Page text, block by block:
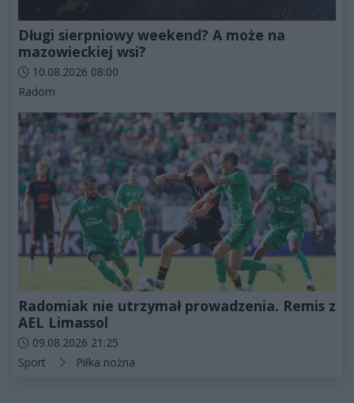
Długi sierpniowy weekend? A może na
mazowieckiej wsi?
Data dodania artykułu:
10.08.2026 08:00
Kategorie artykułu:
Radom
Radomiak nie utrzymał prowadzenia. Remis z
AEL Limassol
Data dodania artykułu:
09.08.2026 21:25
Kategorie artykułu:
Sport Piłka nożna